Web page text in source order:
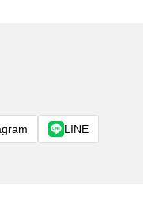
LINE